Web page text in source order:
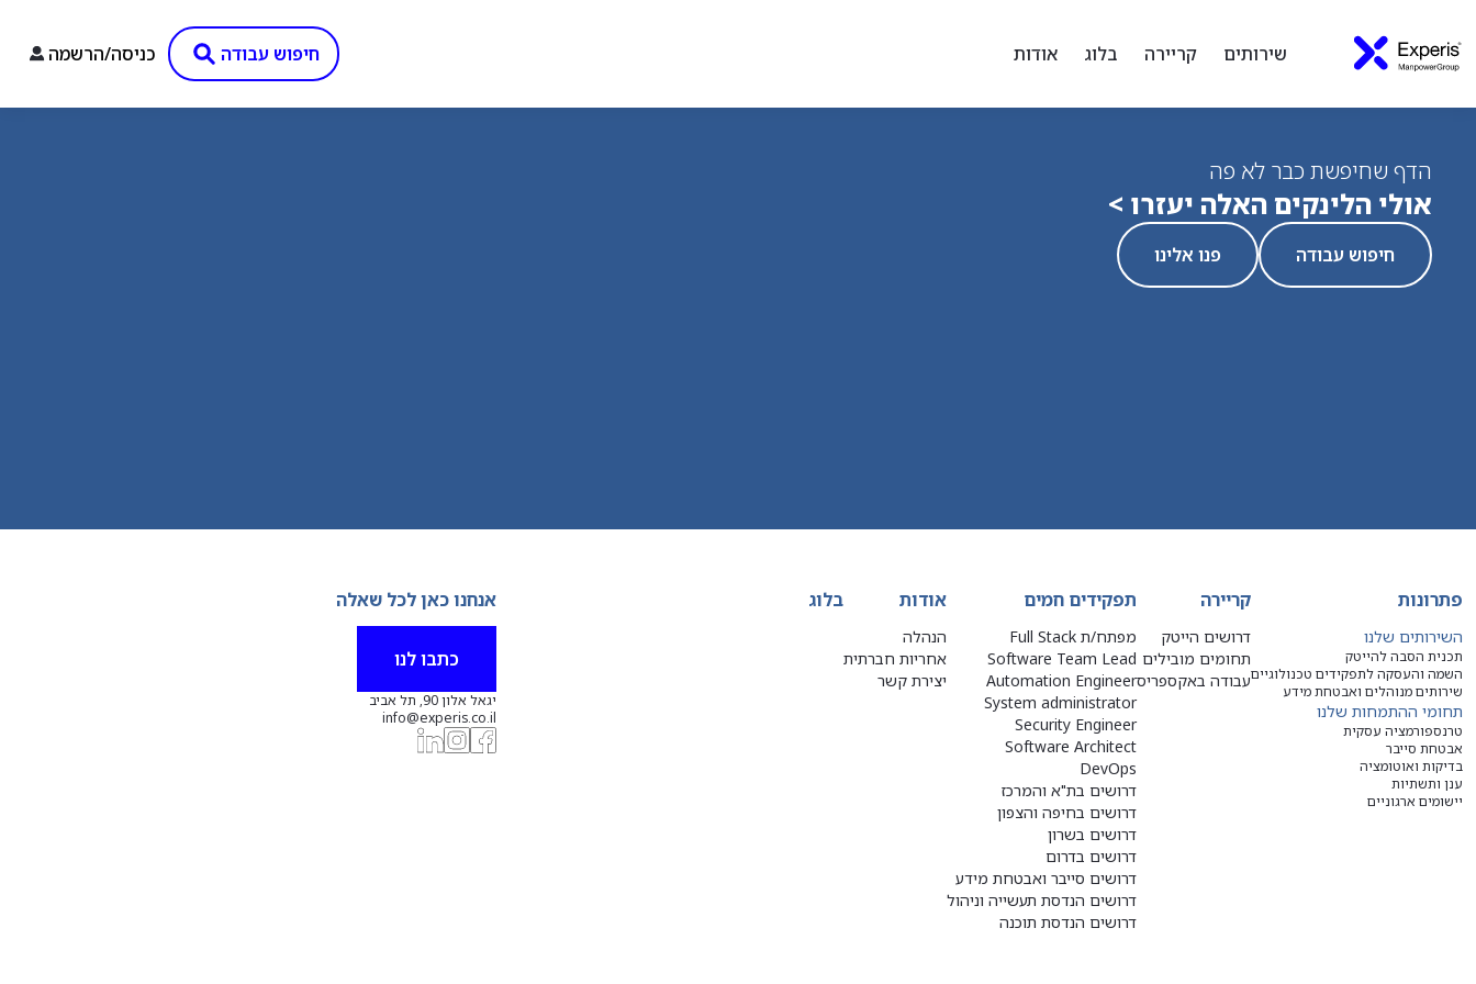
שירותים קריירה בלוג אודות חיפוש עבודה כניסה/הרשמה
הדף שחיפשת כבר לא פה
אולי הלינקים האלה יעזרו >
חיפוש עבודה פנו אלינו
פתרונות
השירותים שלנו
תכנית הסבה להייטק
השמה והעסקה לתפקידים טכנולוגיים
שירותים מנוהלים ואבטחת מידע
תחומי ההתמחות שלנו
טרנספורמציה עסקית
אבטחת סייבר
בדיקות ואוטומציה
ענן ותשתיות
יישומים ארגוניים
קריירה
דרושים הייטק
תחומים מובילים
עבודה באקספריס
תפקידים חמים
מפתח/ת Full Stack
Software Team Lead
Automation Engineer
System administrator
Security Engineer
Software Architect
DevOps
דרושים בת"א והמרכז
דרושים בחיפה והצפון
דרושים בשרון
דרושים בדרום
דרושים סייבר ואבטחת מידע
דרושים הנדסת תעשייה וניהול
דרושים הנדסת תוכנה
אודות
הנהלה
אחריות חברתית
יצירת קשר
בלוג אנחנו כאן לכל שאלה
כתבו לנו
יגאל אלון 90, תל אביב
info@experis.co.il